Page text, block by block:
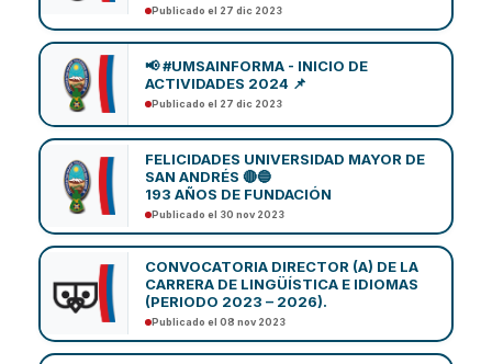
Publicado el 27 dic 2023
📢 #UMSAINFORMA - INICIO DE
ACTIVIDADES 2024 📌
Publicado el 27 dic 2023
FELICIDADES UNIVERSIDAD MAYOR DE
SAN ANDRÉS 🔴🔵
193 AÑOS DE FUNDACIÓN
Publicado el 30 nov 2023
CONVOCATORIA DIRECTOR (A) DE LA
CARRERA DE LINGÜÍSTICA E IDIOMAS
(PERIODO 2023 – 2026).
Publicado el 08 nov 2023